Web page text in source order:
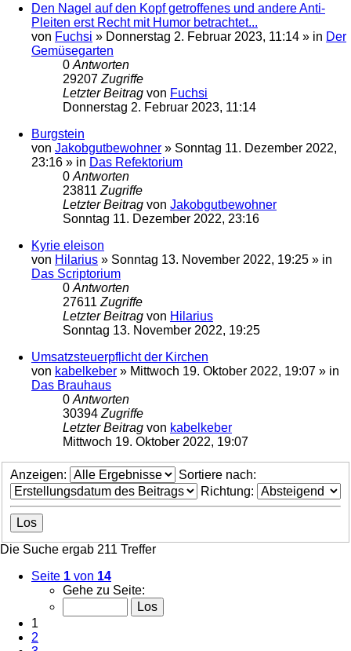
Den Nagel auf den Kopf getroffenes und andere Anti-
Pleiten erst Recht mit Humor betrachtet...
von Fuchsi » Donnerstag 2. Februar 2023, 11:14 » in Der
Gemüsegarten
0 Antworten
29207 Zugriffe
Letzter Beitrag von Fuchsi
Donnerstag 2. Februar 2023, 11:14
Burgstein
von Jakobgutbewohner » Sonntag 11. Dezember 2022,
23:16 » in Das Refektorium
0 Antworten
23811 Zugriffe
Letzter Beitrag von Jakobgutbewohner
Sonntag 11. Dezember 2022, 23:16
Kyrie eleison
von Hilarius » Sonntag 13. November 2022, 19:25 » in
Das Scriptorium
0 Antworten
27611 Zugriffe
Letzter Beitrag von Hilarius
Sonntag 13. November 2022, 19:25
Umsatzsteuerpflicht der Kirchen
von kabelkeber » Mittwoch 19. Oktober 2022, 19:07 » in
Das Brauhaus
0 Antworten
30394 Zugriffe
Letzter Beitrag von kabelkeber
Mittwoch 19. Oktober 2022, 19:07
Anzeigen:
Sortiere nach:
Richtung:
Die Suche ergab 211 Treffer
Seite 1 von 14
Gehe zu Seite:
1
2